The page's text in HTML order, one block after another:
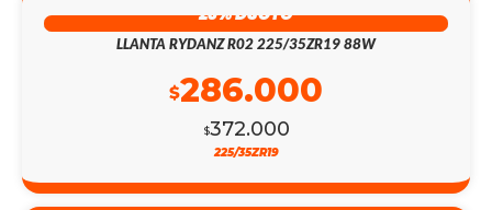
23% DSCTO
LLANTA RYDANZ R02 225/35ZR19 88W
$372.000
$286.000
225/35ZR19